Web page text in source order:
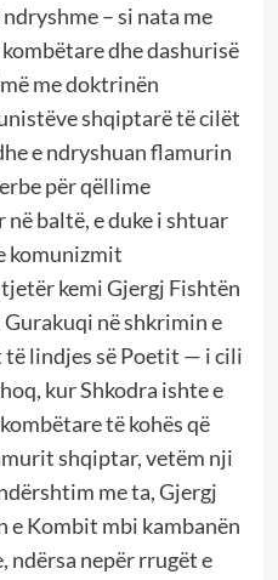
– si nata me
dhe dashurisë
me doktrinën
shqiptarë të cilët
e ndryshuan flamurin
për qëllime
baltë, e duke i shtuar
komunizmit
kemi Gjergj Fishtën
në shkrimin e
lindjes së Poetit — i cili
kur Shkodra ishte e
të kohës që
shqiptar, vetëm nji
me ta, Gjergj
Kombit mbi kambanën
ndërsa nepër rrugët e